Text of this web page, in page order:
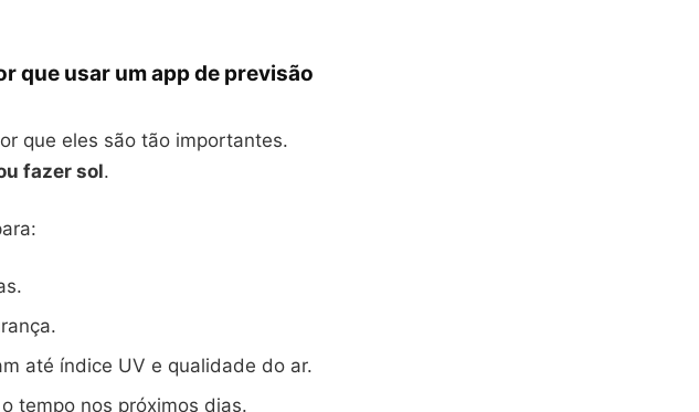
que usar um app de previsão
que eles são tão importantes.
fazer sol.
até índice UV e qualidade do ar.
tempo nos próximos dias.